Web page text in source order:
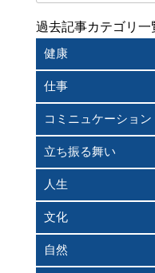
過去記事カテゴリ一
健康
仕事
コミニュケーション
立ち振る舞い
人生
文化
自然